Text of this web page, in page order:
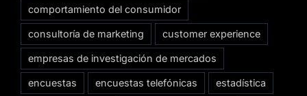
comportamiento del consumidor
consultoría de marketing customer experience
empresas de investigación de mercados
encuestas encuestas telefónicas estadística